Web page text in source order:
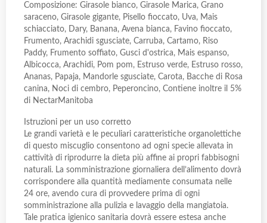
Composizione: Girasole bianco, Girasole Marica, Grano
saraceno, Girasole gigante, Pisello fioccato, Uva, Mais
schiacciato, Dary, Banana, Avena bianca, Favino fioccato,
Frumento, Arachidi sgusciate, Carruba, Cartamo, Riso
Paddy, Frumento soffiato, Gusci d'ostrica, Mais espanso,
Albicocca, Arachidi, Pom pom, Estruso verde, Estruso rosso,
Ananas, Papaja, Mandorle sgusciate, Carota, Bacche di Rosa
canina, Noci di cembro, Peperoncino, Contiene inoltre il 5%
di NectarManitoba
Istruzioni per un uso corretto
Le grandi varietà e le peculiari caratteristiche organolettiche
di questo miscuglio consentono ad ogni specie allevata in
cattività di riprodurre la dieta più affine ai propri fabbisogni
naturali. La somministrazione giornaliera dell’alimento dovrà
corrispondere alla quantità mediamente consumata nelle
24 ore, avendo cura di provvedere prima di ogni
somministrazione alla pulizia e lavaggio della mangiatoia.
Tale pratica igienico sanitaria dovrà essere estesa anche